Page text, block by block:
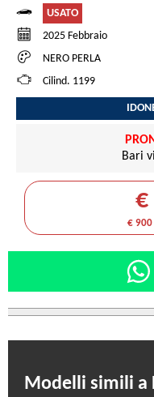
USATO
2025 Febbraio
NERO PERLA
Cilind. 1199
Bari
€
€ 900
Modelli simili a